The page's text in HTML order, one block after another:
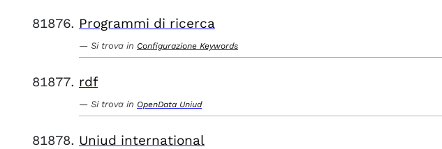
Programmi di ricerca
Si trova in Configurazione Keywords
rdf
Si trova in OpenData Uniud
Uniud international